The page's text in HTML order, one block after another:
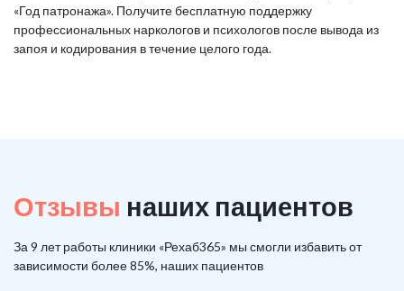
«Год патронажа». Получите бесплатную поддержку
профессиональных наркологов и психологов после вывода из
запоя и кодирования в течение целого года.
Отзывы наших пациентов
За 9 лет работы клиники «Рехаб365» мы смогли избавить от
зависимости более 85%, наших пациентов